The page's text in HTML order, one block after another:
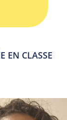
EN CLASSE